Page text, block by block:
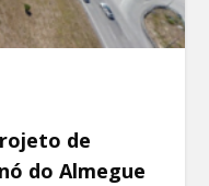
de
do Almegue